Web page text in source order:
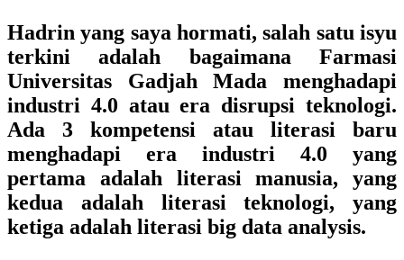
Hadrin yang saya hormati, salah satu isyu
terkini adalah bagaimana Farmasi
Universitas Gadjah Mada menghadapi
industri 4.0 atau era disrupsi teknologi.
Ada 3 kompetensi atau literasi baru
menghadapi era industri 4.0 yang
pertama adalah literasi manusia, yang
kedua adalah literasi teknologi, yang
ketiga adalah literasi big data analysis.